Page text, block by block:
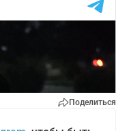
Поделиться